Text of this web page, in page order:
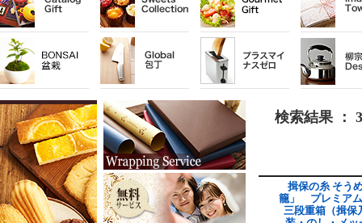
検索結果 ：
揖保の糸 そう
籠」 プレミア
三段重箱（揖保